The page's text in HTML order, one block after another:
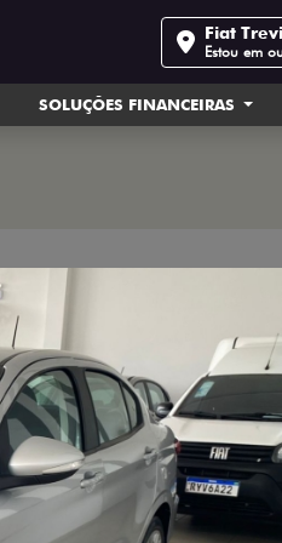
Fiat
Estou em
SOLUÇÕES FINANCEIRAS